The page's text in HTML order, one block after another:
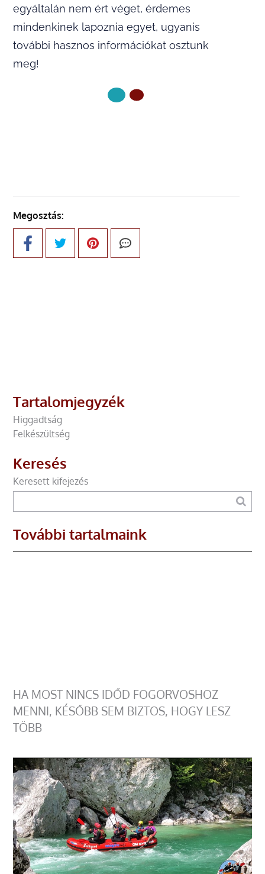
egyáltalán nem ért véget, érdemes
mindenkinek lapoznia egyet, ugyanis
további hasznos információkat osztunk
meg!
Megosztás:
Tartalomjegyzék
Higgadtság
Felkészültség
Keresés
Keresett kifejezés
További tartalmaink
HA MOST NINCS IDŐD FOGORVOSHOZ
MENNI, KÉSŐBB SEM BIZTOS, HOGY LESZ
TÖBB